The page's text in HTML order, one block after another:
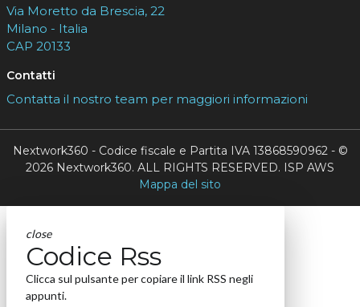
Via Moretto da Brescia, 22
Milano - Italia
CAP 20133
Contatti
Contatta il nostro team per maggiori informazioni
Nextwork360 - Codice fiscale e Partita IVA 13868590962 - ©
2026 Nextwork360. ALL RIGHTS RESERVED. ISP AWS
Mappa del sito
close
Codice Rss
Clicca sul pulsante per copiare il link RSS negli
appunti.